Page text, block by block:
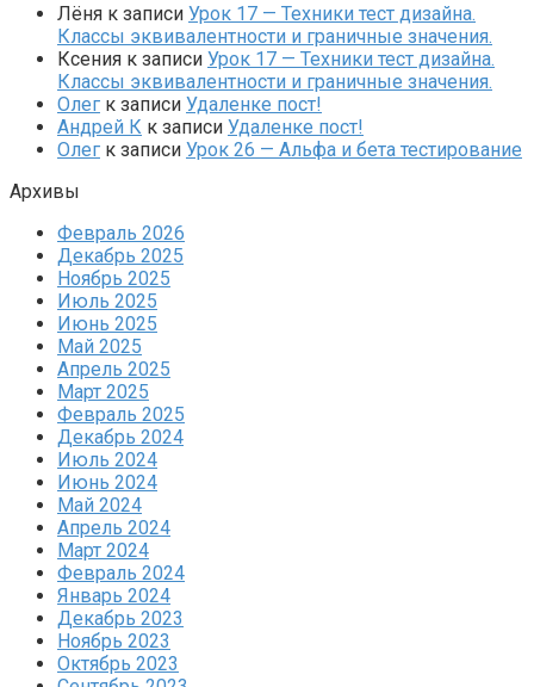
Лёня к записи Урок 17 — Техники тест дизайна.
Классы эквивалентности и граничные значения.
Ксения к записи Урок 17 — Техники тест дизайна.
Классы эквивалентности и граничные значения.
Олег к записи Удаленке пост!
Андрей К к записи Удаленке пост!
Олег к записи Урок 26 — Альфа и бета тестирование
Архивы
Февраль 2026
Декабрь 2025
Ноябрь 2025
Июль 2025
Июнь 2025
Май 2025
Апрель 2025
Март 2025
Февраль 2025
Декабрь 2024
Июль 2024
Июнь 2024
Май 2024
Апрель 2024
Март 2024
Февраль 2024
Январь 2024
Декабрь 2023
Ноябрь 2023
Октябрь 2023